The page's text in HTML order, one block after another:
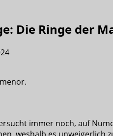
Die Ringe der
immer noch, auf